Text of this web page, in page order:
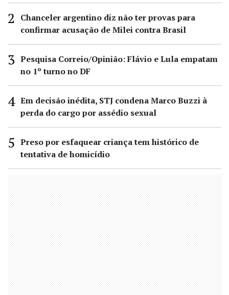
Chanceler argentino diz não ter provas para
confirmar acusação de Milei contra Brasil
Pesquisa Correio/Opinião: Flávio e Lula empatam
no 1º turno no DF
Em decisão inédita, STJ condena Marco Buzzi à
perda do cargo por assédio sexual
Preso por esfaquear criança tem histórico de
tentativa de homicídio